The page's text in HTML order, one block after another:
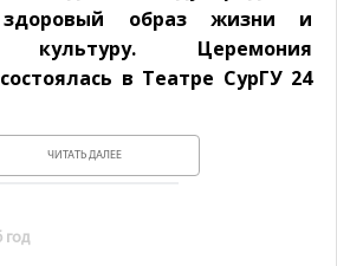
здоровый образ жизни и
культуру. Церемония
в Театре СурГУ 24
ЧИТАТЬ ДАЛЕЕ
год